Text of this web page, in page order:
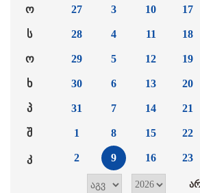
ო
ს
ო
ხ
პ
შ
კ
27
28
29
30
31
1
2
3
4
5
6
7
8
9
10
11
12
13
14
15
16
17
18
19
20
21
22
23